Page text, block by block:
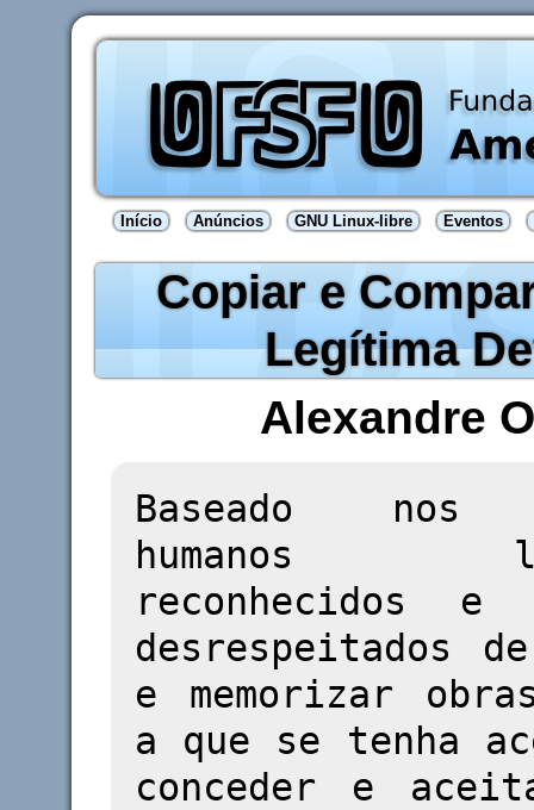
Início Anúncios GNU Linux-libre Eventos
Copiar e
Legítima
Alexandre
Baseado nos
humanos
reconhecidos e
desrespeitados
e memorizar
a que se tenha
conceder e